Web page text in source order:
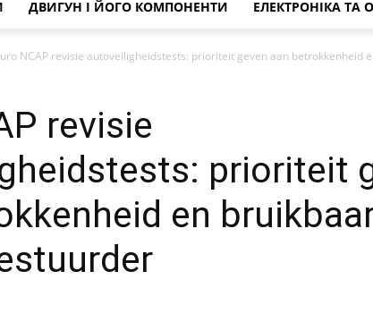
ДВИГУН І ЙОГО КОМПОНЕНТИ ЕЛЕКТРОНІКА ТА
NCAP revisie autoveiligheidstests: prioriteit geven aan betrokkenheid
revisie
prioriteit
en